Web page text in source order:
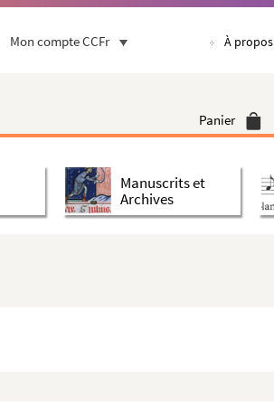
Mon compte CCFr À propos
Panier
Manuscrits et
Archives